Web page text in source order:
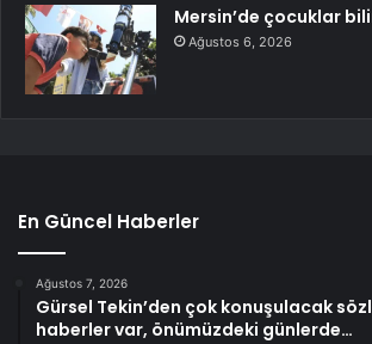
Mersin’de çocuklar
Ağustos 6, 2026
En Güncel Haberler
Ağustos 7, 2026
Gürsel Tekin’den çok konuşulacak
haberler var, önümüzdeki günlerde…